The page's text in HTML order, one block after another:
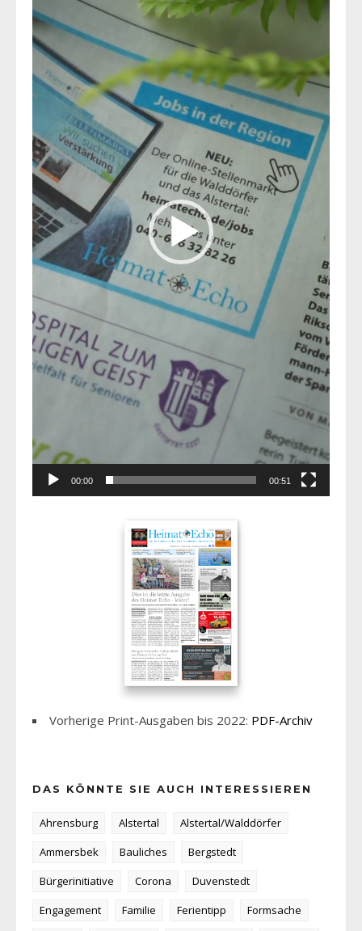
Player
00:00 00:51
Vorherige Print-Ausgaben bis 2022: PDF-Archiv
DAS KÖNNTE SIE AUCH INTERESSIEREN
Ahrensburg Alstertal
Alstertal/Walddörfer
Ammersbek
Bauliches
Bergstedt
Bürgerinitiative
Corona
Duvenstedt
Engagement
Familie Ferientipp
Formsache